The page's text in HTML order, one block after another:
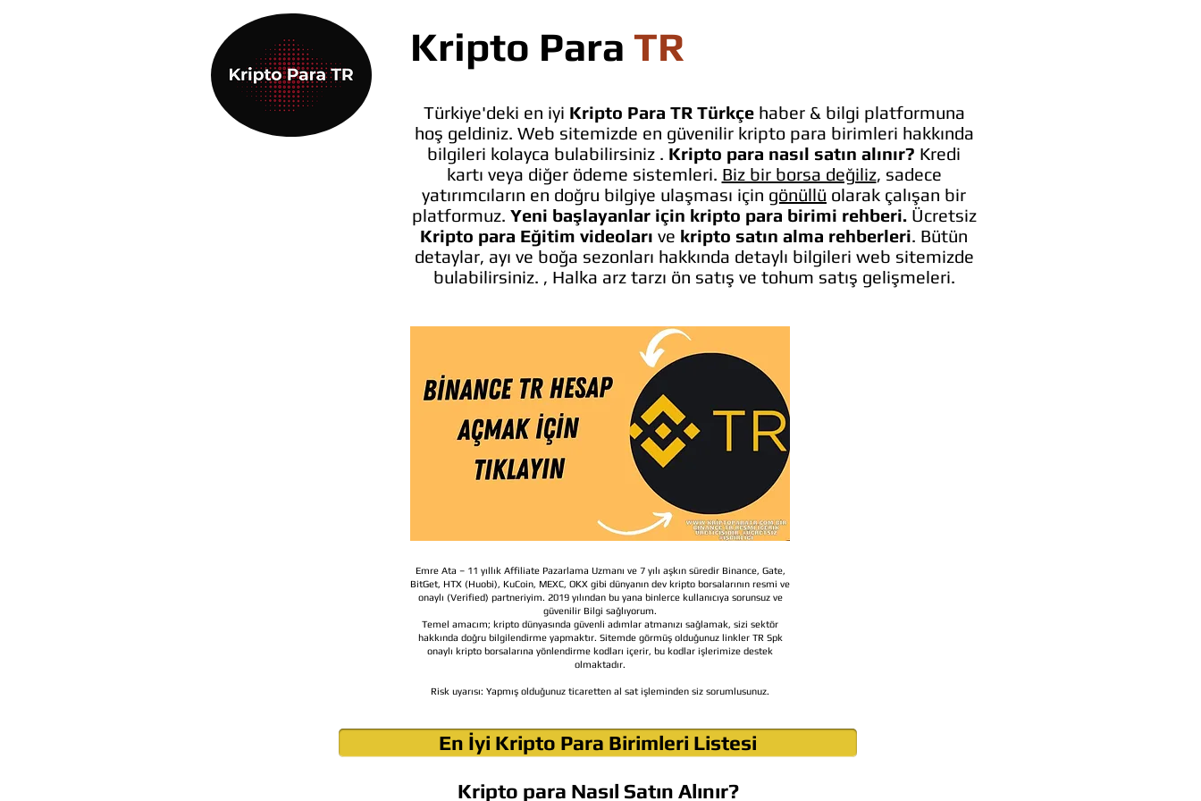
Kripto Para TR
Türkiye'deki en iyi Kripto Para TR Türkçe haber & bilgi platformuna
hoş geldiniz. Web sitemizde en güvenilir kripto para birimleri hakkında
bilgileri kolayca bulabilirsiniz . Kripto para nasıl satın alınır? Kredi
kartı veya diğer ödeme sistemleri. Biz bir borsa değiliz, sadece
yatırımcıların en doğru bilgiye ulaşması için gönüllü olarak çalışan bir
platformuz. Yeni başlayanlar için kripto para birimi rehberi. Ücretsiz
Kripto para Eğitim videoları ve kripto satın alma rehberleri. Bütün
detaylar, ayı ve boğa sezonları hakkında detaylı bilgileri web sitemizde
bulabilirsiniz. , Halka arz tarzı ön satış ve tohum satış gelişmeleri.
Emre Ata – 11 yıllık Affiliate Pazarlama Uzmanı ve 7 yılı aşkın süredir Binance, Gate,
BitGet, HTX (Huobi), KuCoin, MEXC, OKX gibi dünyanın dev kripto borsalarının resmi ve
onaylı (Verified) partneriyim. 2019 yılından bu yana binlerce kullanıcıya sorunsuz ve
güvenilir Bilgi sağlıyorum.
Temel amacım; kripto dünyasında güvenli adımlar atmanızı sağlamak, sizi sektör
hakkında doğru bilgilendirme yapmaktır. Sitemde görmüş olduğunuz linkler TR Spk
onaylı kripto borsalarına yönlendirme kodları içerir, bu kodlar işlerimize destek
olmaktadır.
Risk uyarısı: Yapmış olduğunuz ticaretten al sat işleminden siz sorumlusunuz.
En İyi Kripto Para Birimleri Listesi
Kripto para Nasıl Satın Alınır?